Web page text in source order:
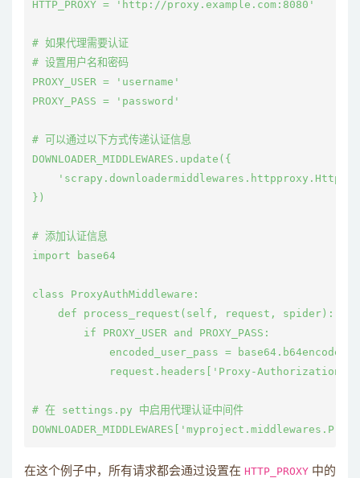
HTTP_PROXY = 'http://proxy.example.com:8080'
# 如果代理需要认证
# 设置用户名和密码
PROXY_USER = 'username'
PROXY_PASS = 'password'
# 可以通过以下方式传递认证信息
DOWNLOADER_MIDDLEWARES.update({
})
# 添加认证信息
import base64
class ProxyAuthMiddleware:
    def process_request(self, request, spider):
        if PROXY_USER and PROXY_PASS:
encoded_user_pass =
request.headers['Proxy-
# 在 settings.py 中启用代理认证中间件
在这个例子中，所有请求都会通过设置在 HTTP_PROXY 中的